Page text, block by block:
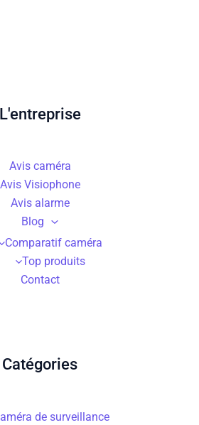
L'entreprise
Avis caméra
Avis Visiophone
Avis alarme
Blog
Comparatif caméra
Top produits
Contact
Catégories
de surveillance